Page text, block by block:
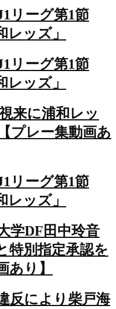
リーグ第1節
レッズ」
リーグ第1節
レッズ」
来に浦和レッ
プレー集動画あ
リーグ第1節
レッズ」
学DF田中玲音
特別指定承認を
あり】
反により柴戸海